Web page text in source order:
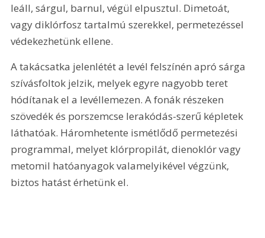
leáll, sárgul, barnul, végül elpusztul. Dimetoát,
vagy diklórfosz tartalmú szerekkel, permetezéssel
védekezhetünk ellene.
A takácsatka jelenlétét a levél felszínén apró sárga
szívásfoltok jelzik, melyek egyre nagyobb teret
hódítanak el a levéllemezen. A fonák részeken
szövedék és porszemcse lerakódás-szerű képletek
láthatóak. Háromhetente ismétlődő permetezési
programmal, melyet klórpropilát, dienoklór vagy
metomil hatóanyagok valamelyikével végzünk,
biztos hatást érhetünk el.